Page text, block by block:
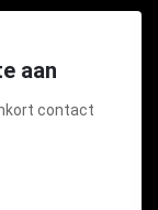
aan
contact